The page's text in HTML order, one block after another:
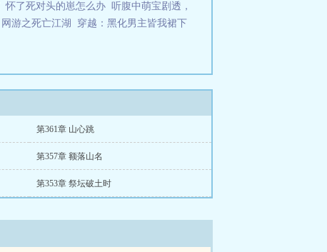
怀了死对头的崽怎么办 听腹中萌宝剧透，
网游之死亡江湖
穿越：黑化男主皆我裙下
第361章 山心跳
第357章 额落山名
第353章 祭坛破土时